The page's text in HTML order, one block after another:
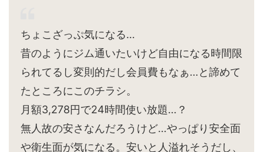
ちょこざっぷ気になる…
昔のようにジム通いたいけど自由になる時間限
られてるし変則的だし会員費もなぁ…と諦めて
たところにこのチラシ。
月額3,278円で24時間使い放題…？
無人故の安さなんだろうけど…やっぱり安全面
や衛生面が気になる。安いと人溢れそうだし、